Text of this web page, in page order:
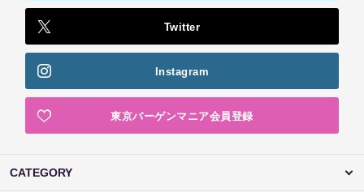
Twitter
Instagram
東京バーゲンマニア会員登録
CATEGORY